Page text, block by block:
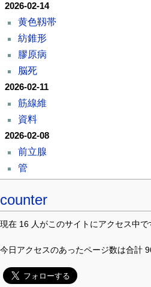
2026-02-14
黄色靱帯
紡錐形
膠原病
脳死
2026-02-11
筋線維
資料
2026-02-08
前立腺
管
counter
現在 16 人がこのサイトにアクセス中で
今日アクセスのあったページ数は合計